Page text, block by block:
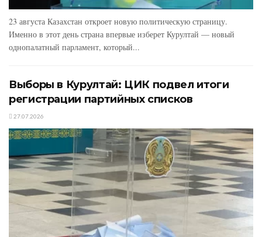
23 августа Казахстан откроет новую политическую страницу.
Именно в этот день страна впервые изберет Курултай — новый
однопалатный парламент, который...
Выборы в Курултай: ЦИК подвел итоги
регистрации партийных списков
27.07.2026